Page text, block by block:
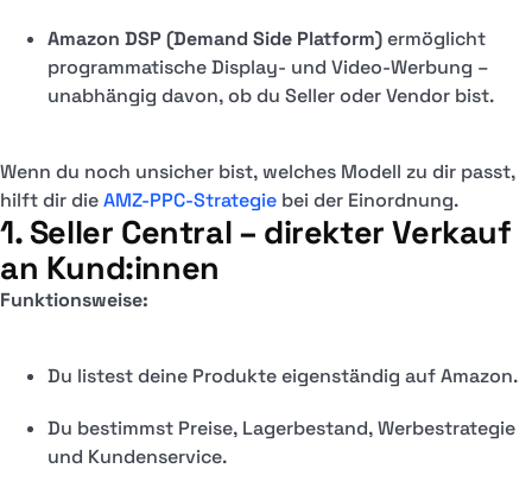
Amazon DSP (Demand Side Platform)ermöglicht
programmatische Display- und Video-Werbung –
unabhängig davon, ob du Seller oder Vendor bist.
Wenn du noch unsicher bist, welches Modell zu dir passt,
hilft dir dieAMZ-PPC-Strategie bei der Einordnung.
1. Seller Central – direkter Verkauf
an Kund:innen
Funktionsweise:
Du listest deine Produkte eigenständig auf Amazon.
Du bestimmst Preise, Lagerbestand, Werbestrategie
und Kundenservice.